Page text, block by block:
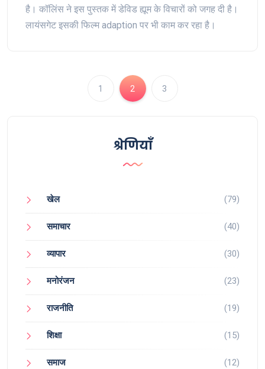
है। कॉलिंस ने इस पुस्तक में डेविड ह्यूम के विचारों को जगह दी है।
लायंसगेट इसकी फिल्म adaption पर भी काम कर रहा है।
1 2 3
श्रेणियाँ
खेल (79)
समाचार (40)
व्यापार (30)
मनोरंजन (23)
राजनीति (19)
शिक्षा (15)
समाज (12)